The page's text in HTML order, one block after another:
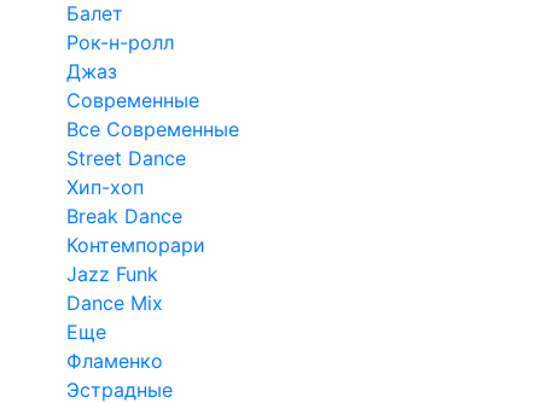
Балет
Рок-н-ролл
Джаз
Современные
Все Современные
Street Dance
Хип-хоп
Break Dance
Контемпорари
Jazz Funk
Dance Mix
Еще
Фламенко
Эстрадные